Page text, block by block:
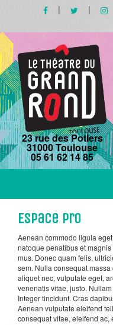
| |
23 rue des Potiers
31000 Toulouse
05 61 62 14 85
Espace pro
Aenean commodo ligula
natoque penatibus et
mus. Donec quam felis,
sem. Nulla consequat
aliquet nec, vulputate eget,
venenatis vitae, justo.
Integer tincidunt. Cras
Aenean vulputate eleifend
consequat vitae, eleifend ac,